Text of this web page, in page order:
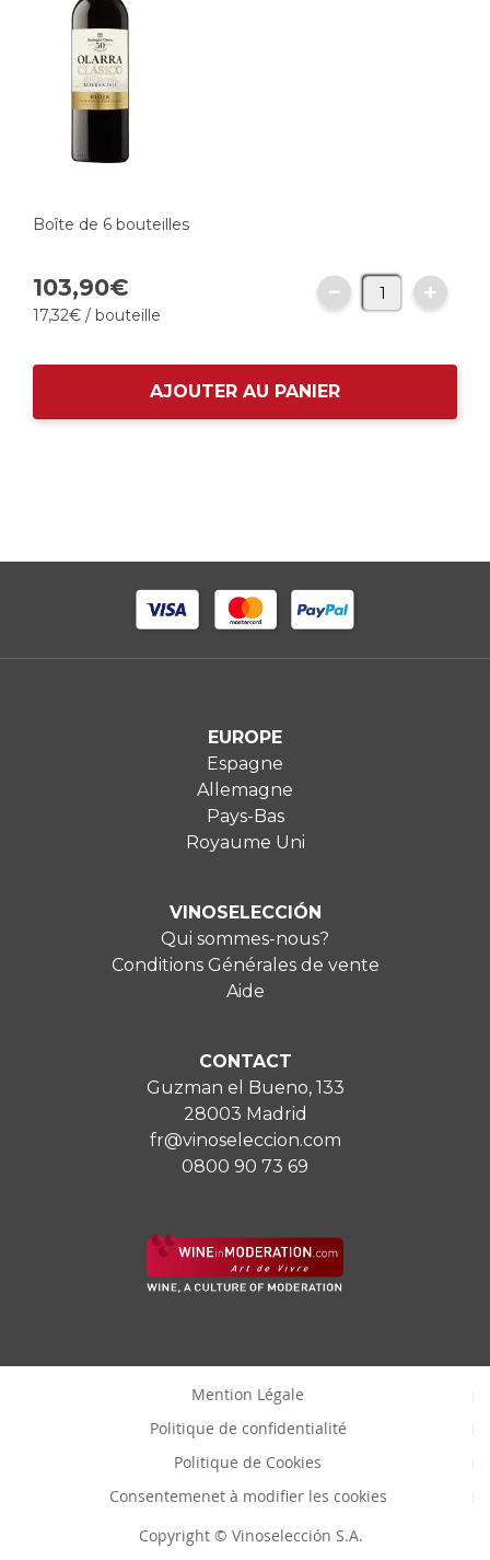
Boîte de 6 bouteilles
103,90€
17,32€ / bouteille
AJOUTER AU PANIER
EUROPE
Espagne
Allemagne
Pays-Bas
Royaume Uni
VINOSELECCIÓN
Qui sommes-nous?
Conditions Générales de vente
Aide
CONTACT
Guzman el Bueno, 133
28003 Madrid
fr@vinoseleccion.com
0800 90 73 69
Mention Légale
Politique de confidentialité
Politique de Cookies
Consentemenet à modifier les cookies
Copyright © Vinoselección S.A.